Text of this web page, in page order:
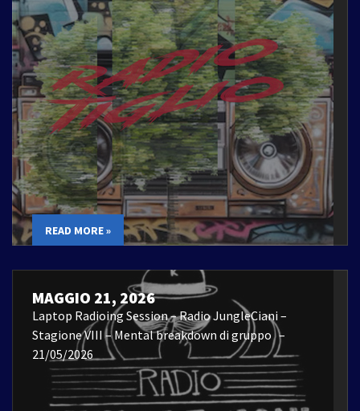
READ MORE »
MAGGIO 21, 2026
Laptop Radioing Session – Radio JungleCiani –
Stagione VIII – Mental breakdown di gruppo –
21/05/2026